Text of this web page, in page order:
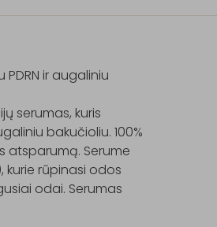
PDRN ir augaliniu
serumas, kuris
bakučioliu. 100%
atsparumą. Serume
rūpinasi odos
odai. Serumas